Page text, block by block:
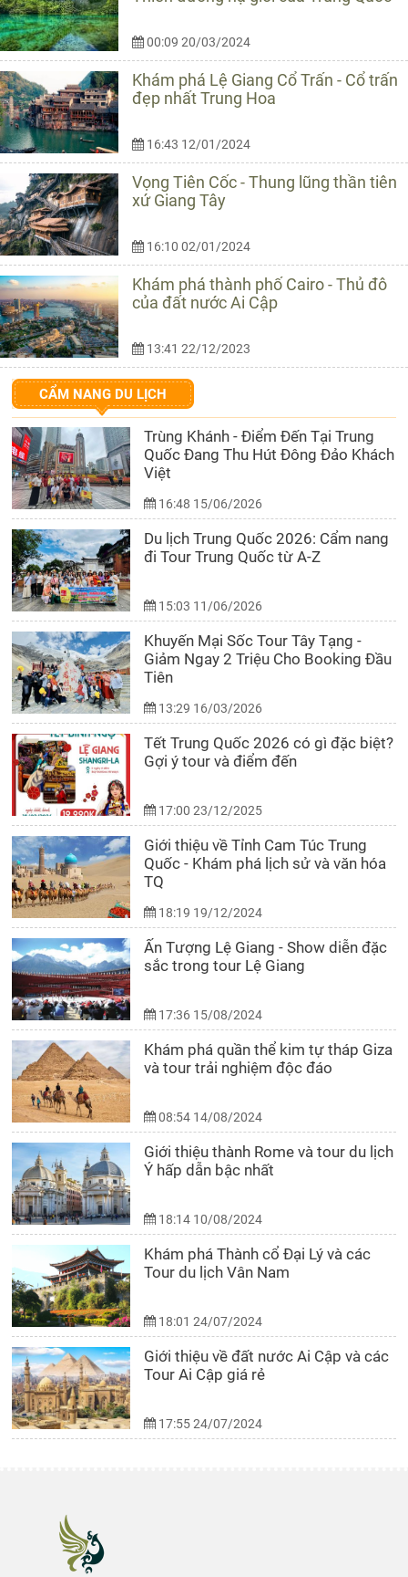
00:09 20/03/2024
Khám phá Lệ Giang Cổ Trấn - Cổ trấn
đẹp nhất Trung Hoa
16:43 12/01/2024
Vọng Tiên Cốc - Thung lũng thần tiên
xứ Giang Tây
16:10 02/01/2024
Khám phá thành phố Cairo - Thủ đô
của đất nước Ai Cập
13:41 22/12/2023
CẨM NANG DU LỊCH
Trùng Khánh - Điểm Đến Tại Trung
Quốc Đang Thu Hút Đông Đảo Khách
Việt
16:48 15/06/2026
Du lịch Trung Quốc 2026: Cẩm nang
đi Tour Trung Quốc từ A-Z
15:03 11/06/2026
Khuyến Mại Sốc Tour Tây Tạng -
Giảm Ngay 2 Triệu Cho Booking Đầu
Tiên
13:29 16/03/2026
Tết Trung Quốc 2026 có gì đặc biệt?
Gợi ý tour và điểm đến
17:00 23/12/2025
Giới thiệu về Tỉnh Cam Túc Trung
Quốc - Khám phá lịch sử và văn hóa
TQ
18:19 19/12/2024
Ấn Tượng Lệ Giang - Show diễn đặc
sắc trong tour Lệ Giang
17:36 15/08/2024
Khám phá quần thể kim tự tháp Giza
và tour trải nghiệm độc đáo
08:54 14/08/2024
Giới thiệu thành Rome và tour du lịch
Ý hấp dẫn bậc nhất
18:14 10/08/2024
Khám phá Thành cổ Đại Lý và các
Tour du lịch Vân Nam
18:01 24/07/2024
Giới thiệu về đất nước Ai Cập và các
Tour Ai Cập giá rẻ
17:55 24/07/2024